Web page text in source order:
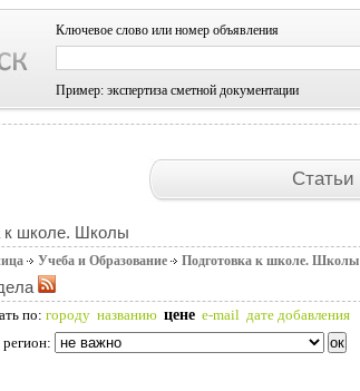
Ключевое слово или номер объявления
Пример: экспертиза сметной документации
Статьи
к школе. Школы
Учеба и Образование Подготовка к школе. Школы
по: городу названию цене e-mail дате добавления